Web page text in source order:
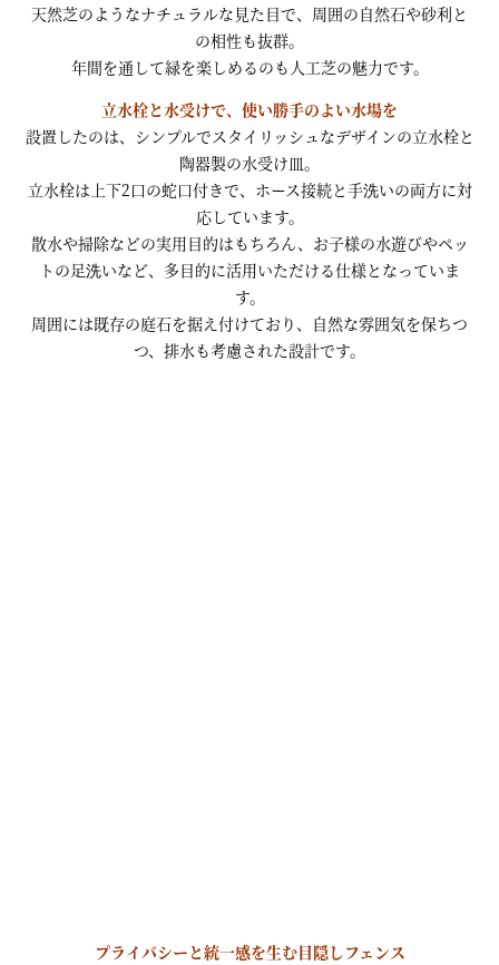
天然芝のようなナチュラルな見た目で、周囲の自然石や砂利と
の相性も抜群。
年間を通して緑を楽しめるのも人工芝の魅力です。
立水栓と水受けで、使い勝手のよい水場を
設置したのは、シンプルでスタイリッシュなデザインの立水栓と
陶器製の水受け皿。
立水栓は上下2口の蛇口付きで、ホース接続と手洗いの両方に対
応しています。
散水や掃除などの実用目的はもちろん、お子様の水遊びやペッ
トの足洗いなど、多目的に活用いただける仕様となっていま
す。
周囲には既存の庭石を据え付けており、自然な雰囲気を保ちつ
つ、排水も考慮された設計です。
プライバシーと統一感を生む目隠しフェンス